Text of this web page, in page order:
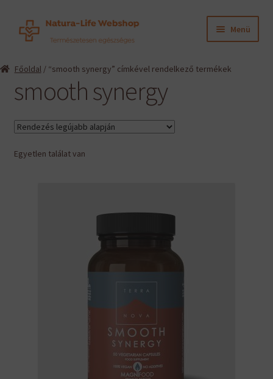
Ugrás
Kilépés
Menü
Információk
Gyártók
Hírek
Főoldal/ “smooth synergy” címkével rendelkező termékek
smooth synergy
Egyetlen találat van